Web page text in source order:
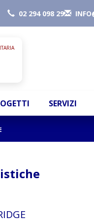
02 294 098 29
SERVIZI